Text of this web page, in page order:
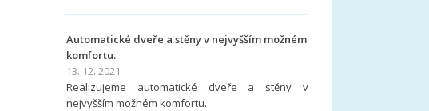
Automatické dveře a stěny v nejvyšším možném
komfortu.
13. 12. 2021
Realizujeme automatické dveře a stěny v
nejvyšším možném komfortu.